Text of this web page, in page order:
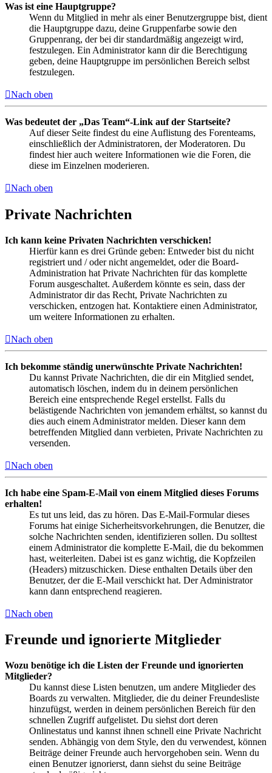
Was ist eine Hauptgruppe?
Wenn du Mitglied in mehr als einer Benutzergruppe bist, dient
die Hauptgruppe dazu, deine Gruppenfarbe sowie den
Gruppenrang, der bei dir standardmäßig angezeigt wird,
festzulegen. Ein Administrator kann dir die Berechtigung
geben, deine Hauptgruppe im persönlichen Bereich selbst
festzulegen.
Nach oben
Was bedeutet der „Das Team“-Link auf der Startseite?
Auf dieser Seite findest du eine Auflistung des Forenteams,
einschließlich der Administratoren, der Moderatoren. Du
findest hier auch weitere Informationen wie die Foren, die
diese im Einzelnen moderieren.
Nach oben
Private Nachrichten
Ich kann keine Privaten Nachrichten verschicken!
Hierfür kann es drei Gründe geben: Entweder bist du nicht
registriert und / oder nicht angemeldet, oder die Board-
Administration hat Private Nachrichten für das komplette
Forum ausgeschaltet. Außerdem könnte es sein, dass der
Administrator dir das Recht, Private Nachrichten zu
verschicken, entzogen hat. Kontaktiere einen Administrator,
um weitere Informationen zu erhalten.
Nach oben
Ich bekomme ständig unerwünschte Private Nachrichten!
Du kannst Private Nachrichten, die dir ein Mitglied sendet,
automatisch löschen, indem du in deinem persönlichen
Bereich eine entsprechende Regel erstellst. Falls du
belästigende Nachrichten von jemandem erhältst, so kannst du
dies auch einem Administrator melden. Dieser kann dem
betreffenden Mitglied dann verbieten, Private Nachrichten zu
versenden.
Nach oben
Ich habe eine Spam-E-Mail von einem Mitglied dieses Forums
erhalten!
Es tut uns leid, das zu hören. Das E-Mail-Formular dieses
Forums hat einige Sicherheitsvorkehrungen, die Benutzer, die
solche Nachrichten senden, identifizieren sollen. Du solltest
einem Administrator die komplette E-Mail, die du bekommen
hast, weiterleiten. Dabei ist es ganz wichtig, die Kopfzeilen
(Headers) mitzuschicken. Diese enthalten Details über den
Benutzer, der die E-Mail verschickt hat. Der Administrator
kann dann entsprechend reagieren.
Nach oben
Freunde und ignorierte Mitglieder
Wozu benötige ich die Listen der Freunde und ignorierten
Mitglieder?
Du kannst diese Listen benutzen, um andere Mitglieder des
Boards zu verwalten. Mitglieder, die du deiner Freundesliste
hinzufügst, werden in deinem persönlichen Bereich für den
schnellen Zugriff aufgelistet. Du siehst dort deren
Onlinestatus und kannst ihnen schnell eine Private Nachricht
senden. Abhängig von dem Style, den du verwendest, können
Beiträge deiner Freunde auch hervorgehoben sein. Wenn du
einen Benutzer ignorierst, dann siehst du seine Beiträge